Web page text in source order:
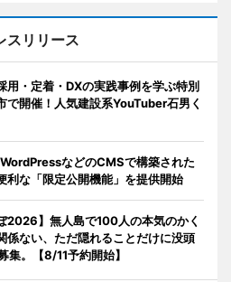
スリリース
用・定着・DXの実践事例を学ぶ特別
で開催！人気建設系YouTuber石男く
WordPressなどのCMSで構築された
利な「限定公開機能」を提供開始
2026】無人島で100人の本気のかく
係ない、ただ隠れることだけに没頭
集。【8/11予約開始】